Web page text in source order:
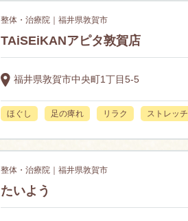
整体・治療院｜福井県敦賀市
TAiSEiKANアピタ敦賀店
福井県敦賀市中央町1丁目5-5
ほぐし 足の痺れ リラク ストレッチ
整体・治療院｜福井県敦賀市
たいよう